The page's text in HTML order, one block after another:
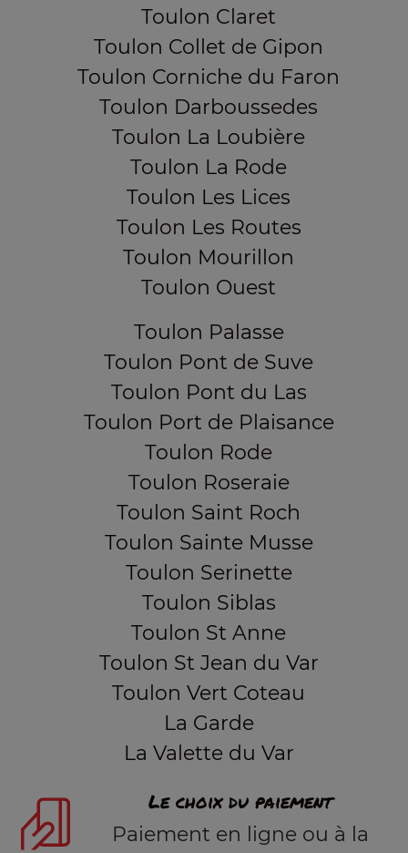
Toulon Claret
Toulon Collet de Gipon
Toulon Corniche du Faron
Toulon Darboussedes
Toulon La Loubière
Toulon La Rode
Toulon Les Lices
Toulon Les Routes
Toulon Mourillon
Toulon Ouest
Toulon Palasse
Toulon Pont de Suve
Toulon Pont du Las
Toulon Port de Plaisance
Toulon Rode
Toulon Roseraie
Toulon Saint Roch
Toulon Sainte Musse
Toulon Serinette
Toulon Siblas
Toulon St Anne
Toulon St Jean du Var
Toulon Vert Coteau
La Garde
La Valette du Var
Le choix du paiement
Paiement en ligne ou à la